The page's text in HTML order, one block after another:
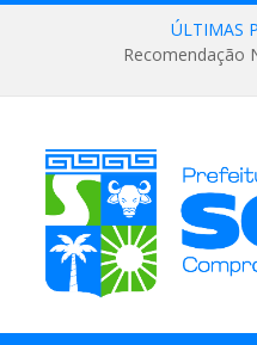
ÚLTIMAS
Recomendação